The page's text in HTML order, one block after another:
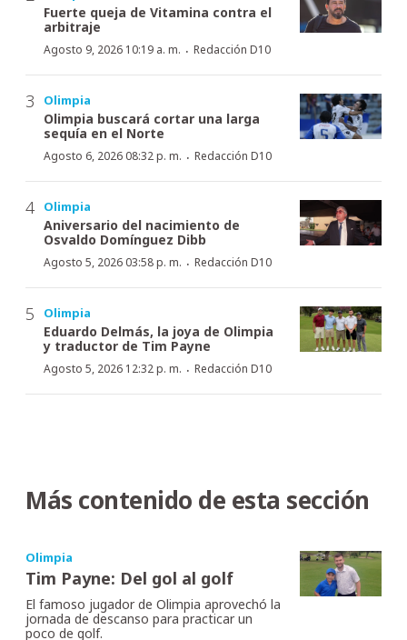
Fuerte queja de Vitamina contra el
arbitraje
Agosto 9, 2026 10:19 a. m. · Redacción D10
Olimpia
Olimpia buscará cortar una larga
sequía en el Norte
Agosto 6, 2026 08:32 p. m. · Redacción D10
Olimpia
Aniversario del nacimiento de
Osvaldo Domínguez Dibb
Agosto 5, 2026 03:58 p. m. · Redacción D10
Olimpia
Eduardo Delmás, la joya de Olimpia
y traductor de Tim Payne
Agosto 5, 2026 12:32 p. m. · Redacción D10
Más contenido de esta sección
Olimpia
Tim Payne: Del gol al golf
El famoso jugador de Olimpia aprovechó la
jornada de descanso para practicar un
poco de golf.